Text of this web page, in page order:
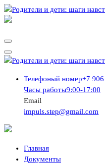
Перейти
к
консультативной помощи
оказание психолого-
консультативной помощи
Телефоный номер+7
Часы работы9:00-17:00
Email
impuls.step@gmail.com
Главная
Документы